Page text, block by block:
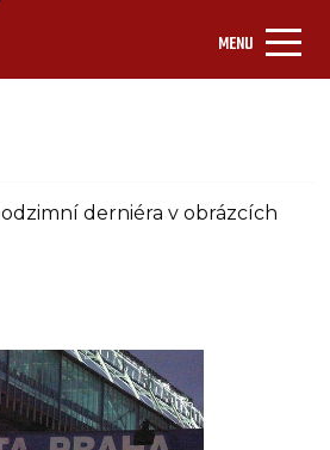
MENU
derniéra v obrázcích